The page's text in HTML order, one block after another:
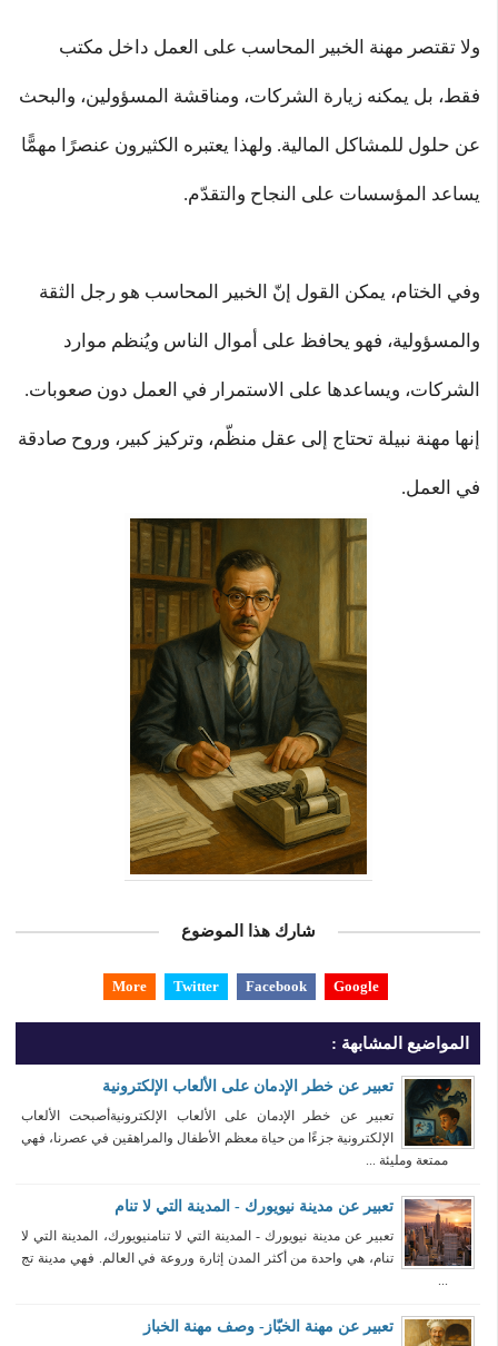
ولا تقتصر مهنة الخبير المحاسب على العمل داخل مكتب
فقط، بل يمكنه زيارة الشركات، ومناقشة المسؤولين، والبحث
عن حلول للمشاكل المالية. ولهذا يعتبره الكثيرون عنصرًا مهمًّا
يساعد المؤسسات على النجاح والتقدّم.
وفي الختام، يمكن القول إنّ الخبير المحاسب هو رجل الثقة
والمسؤولية، فهو يحافظ على أموال الناس ويُنظم موارد
الشركات، ويساعدها على الاستمرار في العمل دون صعوبات.
إنها مهنة نبيلة تحتاج إلى عقل منظّم، وتركيز كبير، وروح صادقة
في العمل.
شارك هذا الموضوع
Google
Facebook
Twitter
More
المواضيع المشابهة :
تعبير عن خطر الإدمان على الألعاب الإلكترونية
تعبير عن خطر الإدمان على الألعاب الإلكترونيةأصبحت الألعاب
الإلكترونية جزءًا من حياة معظم الأطفال والمراهقين في عصرنا، فهي
ممتعة ومليئة ...
تعبير عن مدينة نيويورك - المدينة التي لا تنام
تعبير عن مدينة نيويورك - المدينة التي لا تنامنيويورك، المدينة التي لا
تنام، هي واحدة من أكثر المدن إثارة وروعة في العالم. فهي مدينة تج
تعبير عن مهنة الخبّاز- وصف مهنة الخباز